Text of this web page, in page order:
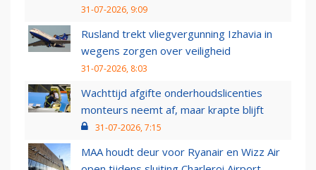
31-07-2026, 9:09
Rusland trekt vliegvergunning Izhavia in
wegens zorgen over veiligheid
31-07-2026, 8:03
Wachttijd afgifte onderhoudslicenties
monteurs neemt af, maar krapte blijft
31-07-2026, 7:15
MAA houdt deur voor Ryanair en Wizz Air